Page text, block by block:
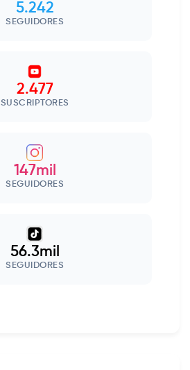
5.242
SEGUIDORES
2.477
SUSCRIPTORES
147mil
SEGUIDORES
56.3mil
SEGUIDORES